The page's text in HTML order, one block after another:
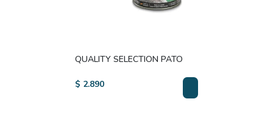
QUALITY SELECTION PATO
$ 2.890